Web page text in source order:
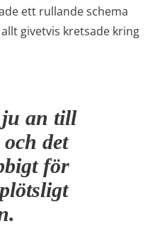
ett rullande schema
givetvis kretsade kring
an till
det
för